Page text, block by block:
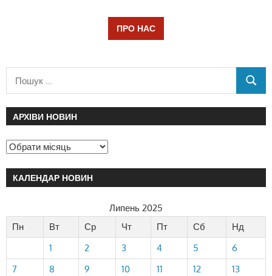
ПРО НАС
АРХІВИ НОВИН
КАЛЕНДАР НОВИН
Липень 2025
Пн
Вт Ср Чт Пт Сб
Нд
1
2 3 4 5
6
7
8 9 10 11 12
13